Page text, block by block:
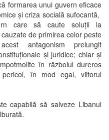
formarea unui guvern eficace
și criza socială sufocantă,
care să caute soluții la
de primirea celor peste
antagonism prelungit
și juridice; chiar și
în războiul dureros
în mod egal, viitorul
capabilă să salveze Libanul